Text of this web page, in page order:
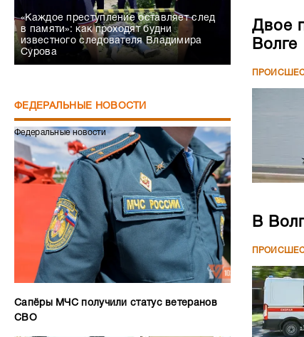
«Каждое преступление оставляет след
в памяти»: как проходят будни
известного следователя Владимира
Сурова
ФЕДЕРАЛЬНЫЕ НОВОСТИ
Федеральные новости
Сапёры МЧС получили статус ветеранов
СВО
Двое
Волге
В